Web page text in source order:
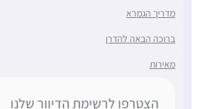
מדריך הגמרא
ברוכה הבאה להדרן
מאירות
הצטרפו לרשימת הדיוור שלנו